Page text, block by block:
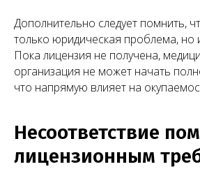
Дополнительно следует помнить,
только юридическая проблема, но
Пока лицензия не получена,
организация не может начать
что напрямую влияет на
Несоответствие
лицензионным